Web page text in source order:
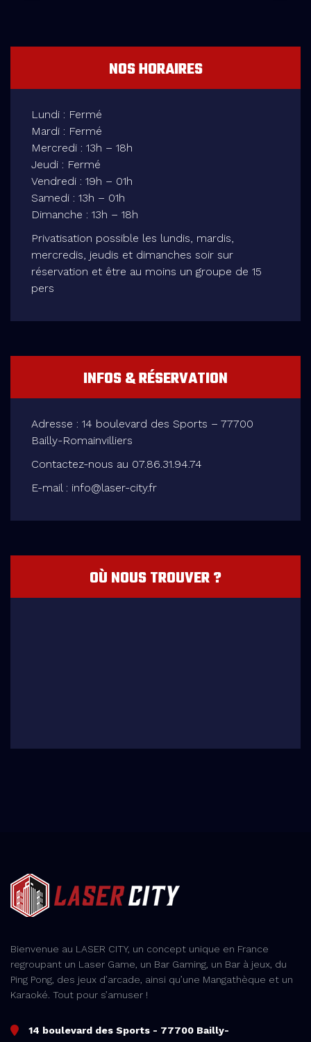
NOS HORAIRES
Lundi : Fermé
Mardi : Fermé
Mercredi : 13h – 18h
Jeudi : Fermé
Vendredi : 19h – 01h
Samedi : 13h – 01h
Dimanche : 13h – 18h
Privatisation possible les lundis, mardis,
mercredis, jeudis et dimanches soir sur
réservation et être au moins un groupe de 15
pers
INFOS & RÉSERVATION
Adresse : 14 boulevard des Sports – 77700
Bailly-Romainvilliers
Contactez-nous au 07.86.31.94.74
E-mail : info@laser-city.fr
OÙ NOUS TROUVER ?
Bienvenue au LASER CITY, un concept unique en France
regroupant un Laser Game, un Bar Gaming, un Bar à jeux, du
Ping Pong, des jeux d’arcade, ainsi qu’une Mangathèque et un
Karaoké. Tout pour s’amuser !
14 boulevard des Sports - 77700 Bailly-